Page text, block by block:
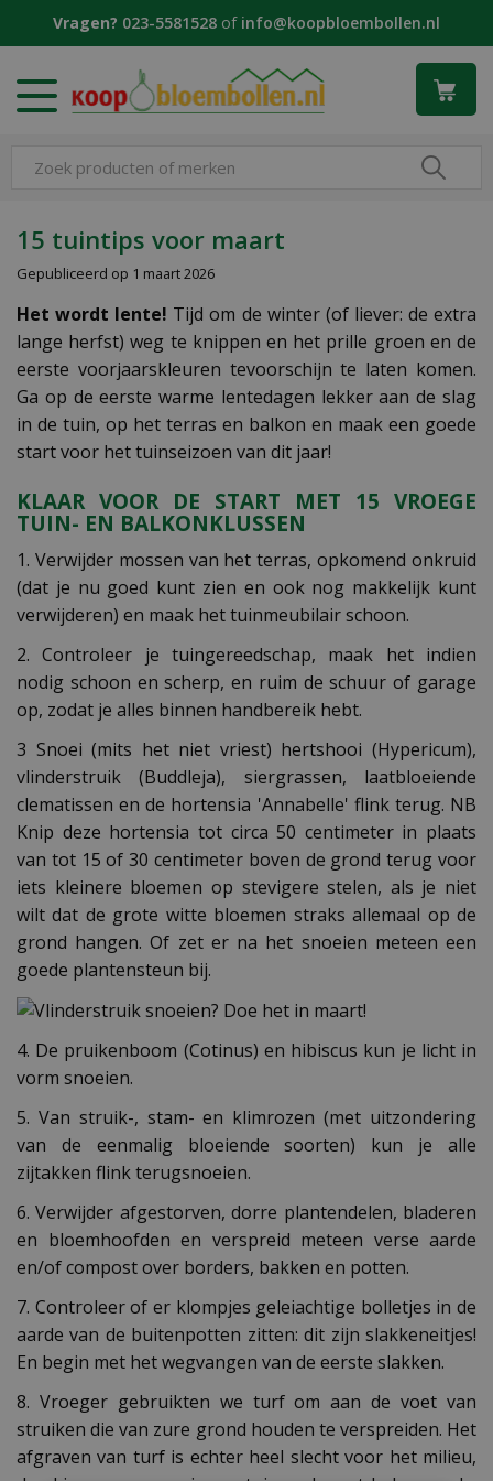
Vragen? 023-5581528 of info@koopbloembollen.nl
15 tuintips voor maart
Gepubliceerd op 1 maart 2026
Het wordt lente! Tijd om de winter (of liever: de extra
lange herfst) weg te knippen en het prille groen en de
eerste voorjaarskleuren tevoorschijn te laten komen.
Ga op de eerste warme lentedagen lekker aan de slag
in de tuin, op het terras en balkon en maak een goede
start voor het tuinseizoen van dit jaar!
KLAAR VOOR DE START MET 15 VROEGE
TUIN- EN BALKONKLUSSEN
1. Verwijder mossen van het terras, opkomend onkruid
(dat je nu goed kunt zien en ook nog makkelijk kunt
verwijderen) en maak het tuinmeubilair schoon.
2. Controleer je tuingereedschap, maak het indien
nodig schoon en scherp, en ruim de schuur of garage
op, zodat je alles binnen handbereik hebt.
3 Snoei (mits het niet vriest) hertshooi (Hypericum),
vlinderstruik (Buddleja), siergrassen, laatbloeiende
clematissen en de hortensia 'Annabelle' flink terug. NB
Knip deze hortensia tot circa 50 centimeter in plaats
van tot 15 of 30 centimeter boven de grond terug voor
iets kleinere bloemen op stevigere stelen, als je niet
wilt dat de grote witte bloemen straks allemaal op de
grond hangen. Of zet er na het snoeien meteen een
goede plantensteun bij.
4. De pruikenboom (Cotinus) en hibiscus kun je licht in
vorm snoeien.
5. Van struik-, stam- en klimrozen (met uitzondering
van de eenmalig bloeiende soorten) kun je alle
zijtakken flink terugsnoeien.
6. Verwijder afgestorven, dorre plantendelen, bladeren
en bloemhoofden en verspreid meteen verse aarde
en/of compost over borders, bakken en potten.
7. Controleer of er klompjes geleiachtige bolletjes in de
aarde van de buitenpotten zitten: dit zijn slakkeneitjes!
En begin met het wegvangen van de eerste slakken.
8. Vroeger gebruikten we turf om aan de voet van
struiken die van zure grond houden te verspreiden. Het
afgraven van turf is echter heel slecht voor het milieu,